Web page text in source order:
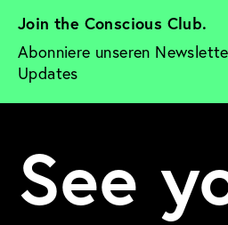
Join the Conscious Club.
Abonniere unseren
Updates
See